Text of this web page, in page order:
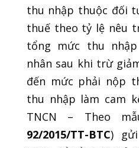
thu nhập thuộc đối
thuế theo tỷ lệ nêu
tổng mức thu
nhân sau khi trừ
đến mức phải nộp
thu nhập làm cam
TNCN – Theo
92/2015/TT-BTC)